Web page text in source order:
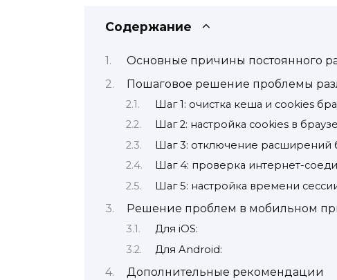
Содержание
Основные причины постоянного
Пошаговое решение проблемы
Шаг 1: очистка кеша и cookies
Шаг 2: настройка cookies в
Шаг 3: отключение расширений
Шаг 4: проверка интернет-
Шаг 5: настройка времени
Решение проблем в мобильном
Для iOS:
Для Android:
Дополнительные рекомендации